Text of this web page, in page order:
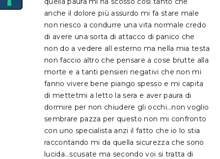
anche il dolore più assurdo mi fa stare male
non riesco a condurre una vita normale credo
di avere una sorta di attacco di panico che
non do a vedere all esterno ma nella mia testa
non faccio altro che pensare a cose brutte alla
morte e a tanti pensieri negativi che non mi
fanno vivere bene piango spesso e mi capita
di mettetmi a letto la sera e aver paura di
dormire per non chiudere gli occhi…non voglio
sembrare pazza per questo non mi confronto
con uno specialista anzi il fatto che io lo stia
raccontando mi da quella sicurezza che sono
lucida…scusate ma secondo voi si tratta di